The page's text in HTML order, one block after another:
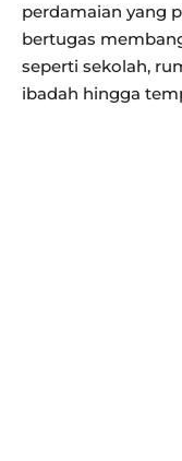
perdamaian yang
bertugas
seperti sekolah,
ibadah hingga